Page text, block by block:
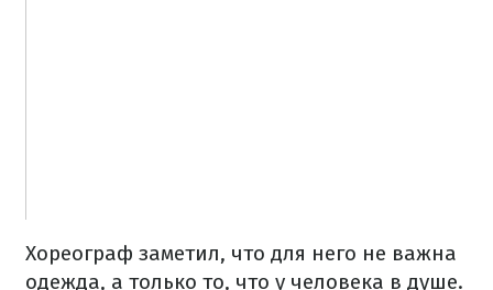
Хореограф заметил, что для него не важна
одежда, а только то, что у человека в душе.